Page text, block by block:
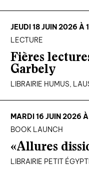
JEUDI 18 JUIN 2026 À
LECTURE
Fières
Garbely
LIBRAIRIE HUMUS,
MARDI 16 JUIN 2026
BOOK LAUNCH
«Allures
LIBRAIRIE PETIT